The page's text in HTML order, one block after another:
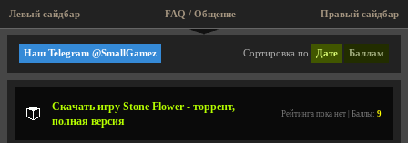
Левый сайдбар Правый сайдбар
FAQ / Общение
Аркадные шутеры
Сортировка по Дате Баллам
Наш Telegram @SmallGamez
Скачать игру Stone Flower - торрент,
полная версия
Рейтинга пока нет | Баллы: 9